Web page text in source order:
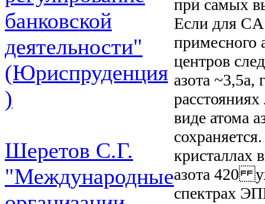
банковской
деятельности"
(Юриспруденция
)
Шеретов С.Г.
"Международные
при самых
Если для CA
примесного
центров
азота
виде атома
кристаллах
азота 420
спектрах